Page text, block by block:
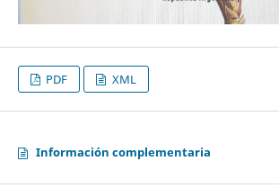
PDF XML
Información complementaria